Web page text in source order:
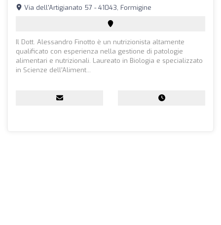
Via dell'Artigianato 57 - 41043, Formigine
Il Dott. Alessandro Finotto è un nutrizionista altamente
qualificato con esperienza nella gestione di patologie
alimentari e nutrizionali. Laureato in Biologia e specializzato
in Scienze dell'Aliment...